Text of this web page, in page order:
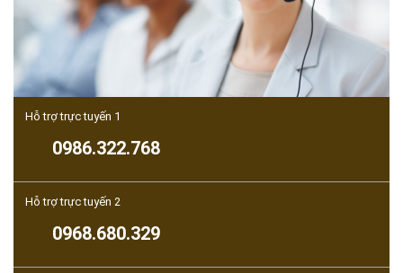
Hỗ trợ trực tuyến 1
0986.322.768
Hỗ trợ trực tuyến 2
0968.680.329